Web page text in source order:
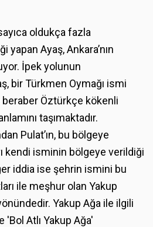
oldukça fazla
Ayaş, Ankara’nın
İpek yolunun
bir Türkmen Oymağı ismi
Öztürkçe kökenli
taşımaktadır.
Pulat’ın, bu bölgeye
kendi isminin bölgeye verildiği
iddia ise şehrin ismini bu
ile meşhur olan Yakup
Yakup Ağa ile ilgili
'Bol Atlı Yakup Ağa'